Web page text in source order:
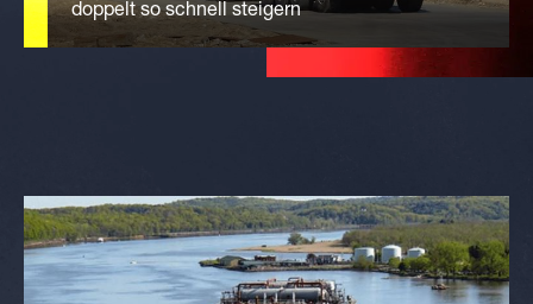
doppelt so schnell steigern